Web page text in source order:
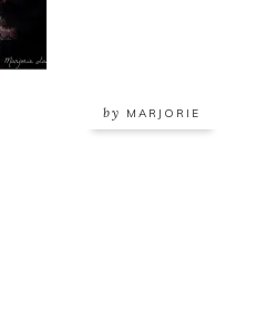
by MARJORIE